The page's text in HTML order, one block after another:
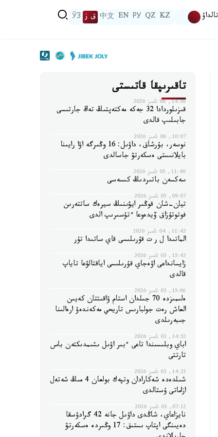
تالداۋ KZ
QZ
РУ
EN
中文 ق ز ЎЗ
تاقىرىپقا قاتىستى
14:56, 06 تامىز 2026
قىزىلوردادا 32 جەكە مەكتەپتىڭ تەڭ جارتىسى
جابىلىپ قالدى
10:07, 06 تامىز 2026
نوسەر، بۇرشاق، داۋىل: 16 وڭىرگە اۋا رايىنا
بايلانىستى ەسكەرتۋ جاسالدى
11:40, 05 تامىز 2026
سەكسەن باتىردىڭ كىسەسى
09:07, 05 تامىز 2026
تيان-شان قوڭىر ايۋىنىڭ سيرەك ساتتەرىن
فوتوتۇزاق ۆيدەوعا ءتۇسىرىپ الدى
11:42, 04 تامىز 2026
الماتىدا ل ر ت قۇرىلىسى قاي ساتىدا تۇر
15:42, 03 تامىز 2026
زايسانداعى اۋەجاي قۇرىلىسى اياقتالۋعا تاياپ
قالدى
15:06, 03 تامىز 2026
ەلىمىزدە 70 جىلدان استام ۋاقىتتان كەيىن
العاش رەت جولبارىس تاريحي مەكەندەۋ ارەالىنا
جىبەرىلدى
14:52, 03 تامىز 2026
اباي وبلىسىندا تاعى ءبىر اۋىل ىشىمدىكتەن باس
تارتتى
14:23, 03 تامىز 2026
شىلدەدە شەكارادان وتپەك بولعان 4 مىڭ شەتەل
ازاماتى ۇستالدى
07:12, 03 تامىز 2026
نايزاعاي، شاڭدى داۋىل جانە 42 گرادۋسقا
دەيىنگى اپتاپ ىستىق: 17 وڭىردە ەسكەرتۋ